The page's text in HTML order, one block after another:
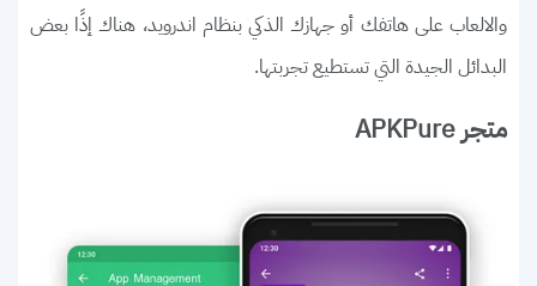
والالعاب على هاتفك أو جهازك الذكي بنظام اندرويد، هناك إذًا بعض
البدائل الجيدة التي تستطيع تجربتها.
متجر APKPure